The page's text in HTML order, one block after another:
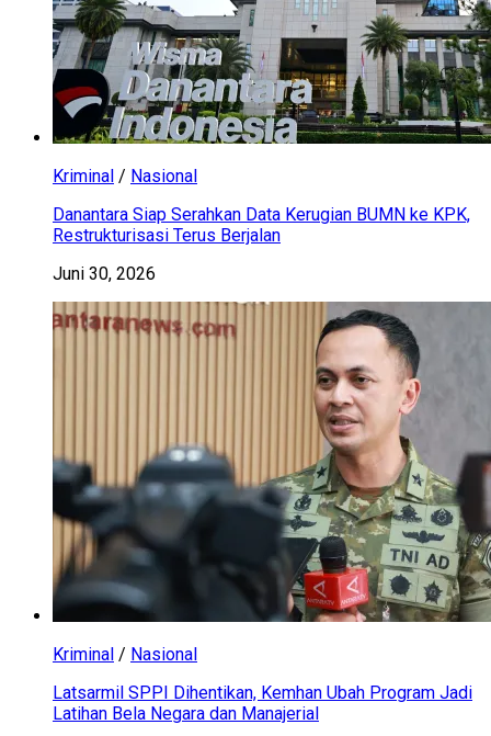
Kriminal / Nasional
Danantara Siap Serahkan Data Kerugian BUMN ke KPK,
Restrukturisasi Terus Berjalan
Juni 30, 2026
Kriminal / Nasional
Latsarmil SPPI Dihentikan, Kemhan Ubah Program Jadi
Latihan Bela Negara dan Manajerial